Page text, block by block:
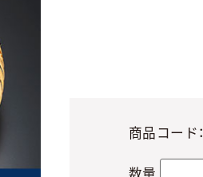
商品コード：
数量